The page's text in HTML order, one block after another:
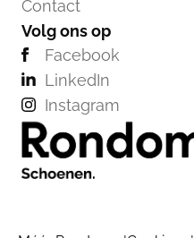
Contact
Volg ons op
Facebook
LinkedIn
Instagram